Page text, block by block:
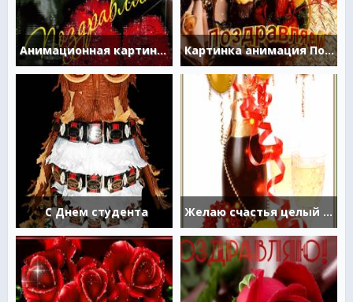
Анимационная картинка поздравление для женщины Картинка анимация Поздравляем!
С Днем студента Желаю счастья целый ворох, улыбок радостных букет